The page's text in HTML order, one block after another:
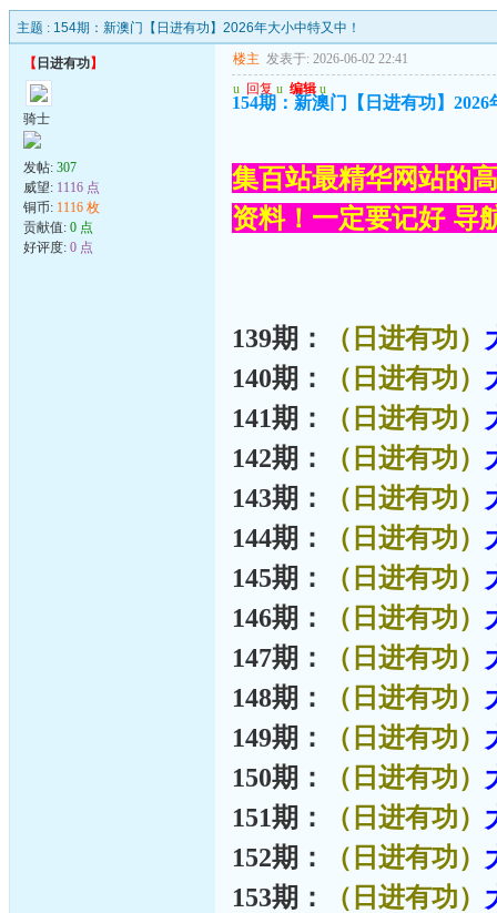
主题 : 154期：新澳门【日进有功】2026年大小中特又中！
【 日进有功】
骑士
发帖: 307
威望: 1116 点
铜币: 1116 枚
贡献值: 0 点
好评度: 0 点
楼主 发表于: 2026-06-02 22:41
u 回复 u 编辑 u
154期：新澳门【日进有功】
集百站最精华网站的
资料！一定要记好 导
139期： （日进有功）
140期：
（日进有功）
141期：
（日进有功）
142期：
（日进有功）
143期：
（日进有功）
144期：
（日进有功）
145期：
（日进有功）
146期：
（日进有功）
147期：
（日进有功）
148期：
（日进有功）
149期：
（日进有功）
150期：
（日进有功）
151期：
（日进有功）
152期：
（日进有功）
153期：
（日进有功）